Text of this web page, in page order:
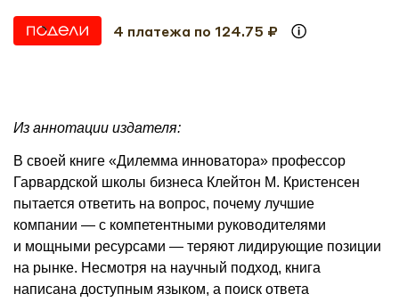
4 платежа по 124.75 ₽
Из аннотации издателя:
В своей книге «Дилемма инноватора» профессор
Гарвардской школы бизнеса Клейтон М. Кристенсен
пытается ответить на вопрос, почему лучшие
компании — с компетентными руководителями
и мощными ресурсами — теряют лидирующие позиции
на рынке. Несмотря на научный подход, книга
написана доступным языком, а поиск ответа